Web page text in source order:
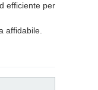
efficiente per
affidabile.